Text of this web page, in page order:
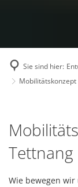
Sie sind hier:
Mobilitätskonzept
Tettnang
Wie bewegen